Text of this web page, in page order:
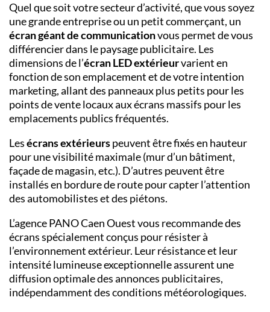
Quel que soit votre secteur d’activité, que vous soyez
une grande entreprise ou un petit commerçant, un
écran géant de communicationvous permet de vous
différencier dans le paysage publicitaire. Les
dimensions de l’écran LED extérieurvarient en
fonction de son emplacement et de votre intention
marketing, allant des panneaux plus petits pour les
points de vente locaux aux écrans massifs pour les
emplacements publics fréquentés.
Lesécrans extérieurspeuvent être fixés en hauteur
pour une visibilité maximale (mur d’un bâtiment,
façade de magasin, etc.). D’autres peuvent être
installés en bordure de route pour capter l’attention
des automobilistes et des piétons.
L’agence PANO Caen Ouestvous recommande des
écrans spécialementconçus pour résister à
l’environnement extérieur. Leur résistance et leur
intensité lumineuse exceptionnelle assurent une
diffusion optimale des annonces publicitaires,
indépendamment des conditions météorologiques.